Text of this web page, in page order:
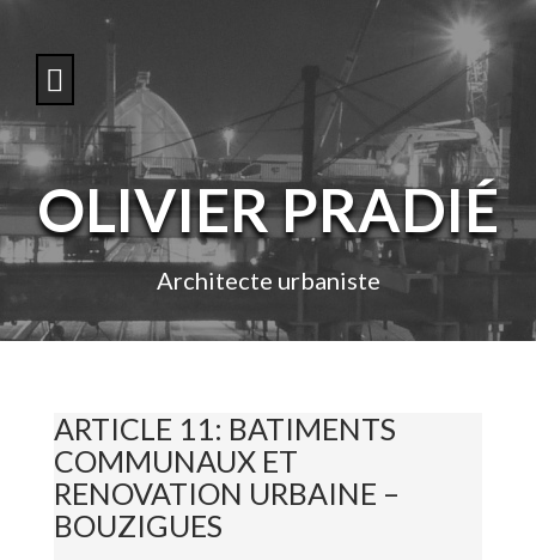
o
c
n
e
OLIVIER PRADIÉ
Architecte urbaniste
ARTICLE 11: BATIMENTS
COMMUNAUX ET
RENOVATION URBAINE –
BOUZIGUES